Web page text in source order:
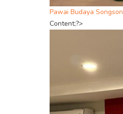
Pawai Budaya
Content;?>